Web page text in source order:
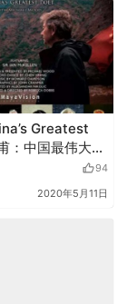
Greatest
：中国最伟大的
94
2020年5月11日